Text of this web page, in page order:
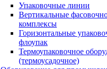
Упаковочные линии
Вертикальные
комплексы
Горизонтальные
флоупак
Термоупаковочное
(термоусадочное)